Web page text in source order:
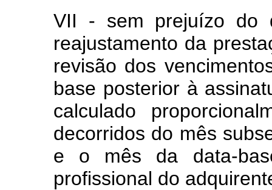
VII - sem prejuízo do
reajustamento da
revisão dos
base posterior à
calculado
decorridos do mês
e o mês da data-
profissional do